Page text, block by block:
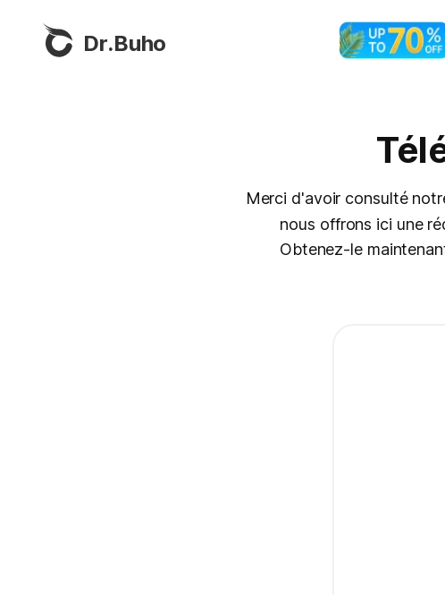
Dr.Buho
Merci d'avoir consulté
nous offrons ici une
Obtenez-le